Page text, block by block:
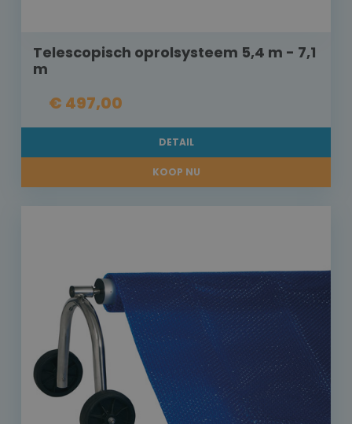
Telescopisch oprolsysteem 5,4 m - 7,1
m
€ 497,00
DETAIL
KOOP NU